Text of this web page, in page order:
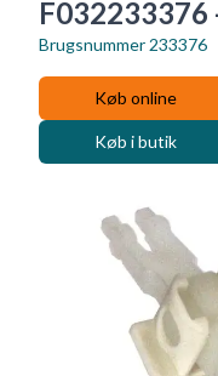
F032233376
Brugsnummer 233376
Køb online
Køb i butik